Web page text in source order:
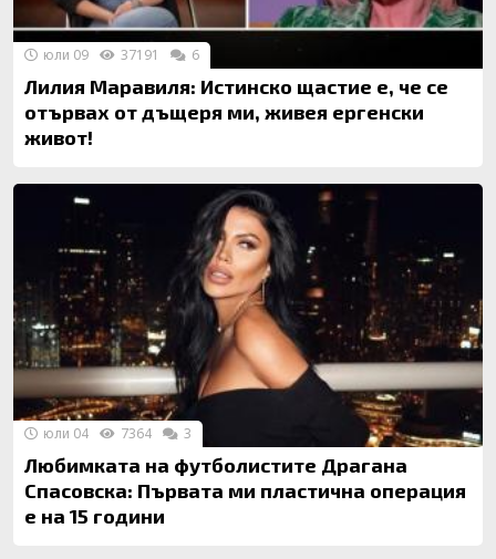
Лилия Маравиля: Истинско щастие е, че се
отървах от дъщеря ми, живея ергенски
живот!
юли 09 37191 6
Любимката на футболистите Драгана
Спасовска: Първата ми пластична операция
е на 15 години
юли 04 7364 3